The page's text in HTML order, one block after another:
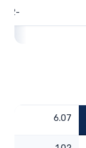
-6.72
6.07